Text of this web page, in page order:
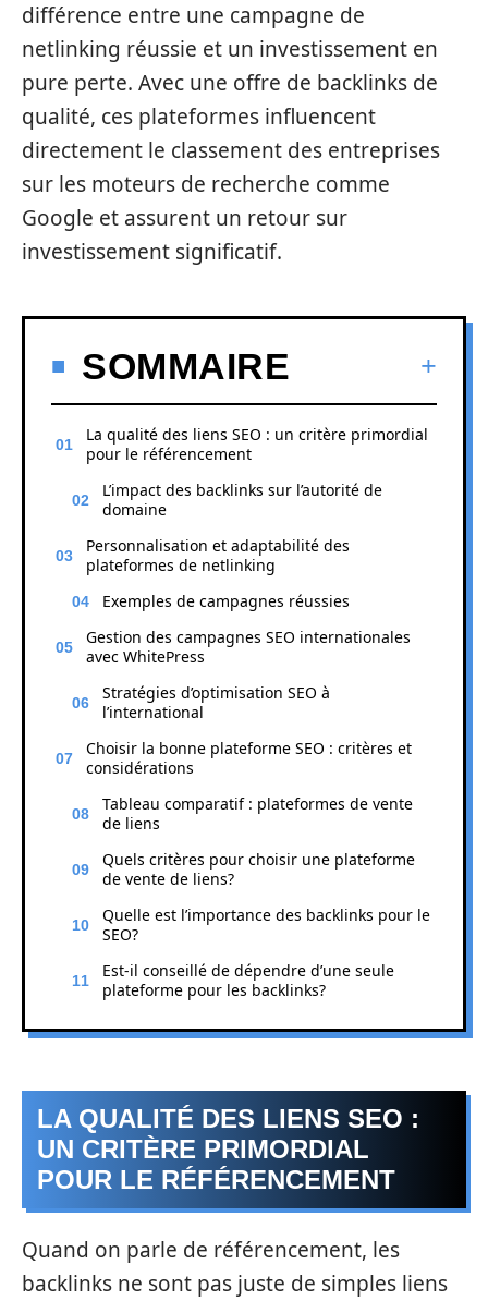
différence entre une campagne de
netlinking réussie et un investissement en
pure perte. Avec une offre de backlinks de
qualité, ces plateformes influencent
directement le classement des entreprises
sur les moteurs de recherche comme
Google et assurent un retour sur
investissement significatif.
SOMMAIRE
La qualité des liens SEO : un critère primordial
pour le référencement
L’impact des backlinks sur l’autorité de
domaine
Personnalisation et adaptabilité des
plateformes de netlinking
Exemples de campagnes réussies
Gestion des campagnes SEO internationales
avec WhitePress
Stratégies d’optimisation SEO à
l’international
Choisir la bonne plateforme SEO : critères et
considérations
Tableau comparatif : plateformes de vente
de liens
Quels critères pour choisir une plateforme
de vente de liens?
Quelle est l’importance des backlinks pour le
SEO?
Est-il conseillé de dépendre d’une seule
plateforme pour les backlinks?
LA QUALITÉ DES LIENS SEO :
UN CRITÈRE PRIMORDIAL
POUR LE RÉFÉRENCEMENT
Quand on parle de référencement, les
backlinks ne sont pas juste de simples liens